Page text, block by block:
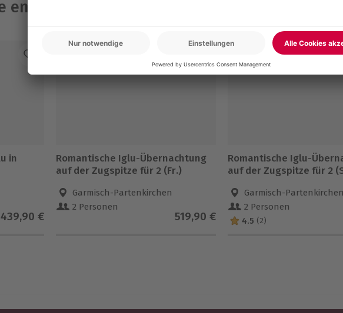
entdecken
in
439,90 €
Romantische Iglu-Übernachtung
auf der Zugspitze für 2 (Fr.)
Garmisch-Partenkirchen
2 Personen
519,90 €
Romantische Iglu-
auf der Zugspitze für 2
Garmisch-Partenkirchen
2 Personen
4.5 (2)